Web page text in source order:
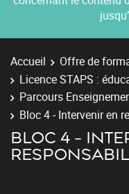
Accueil Offre de
Licence STAPS :
Parcours
Bloc 4 - Intervenir en
BLOC 4 -